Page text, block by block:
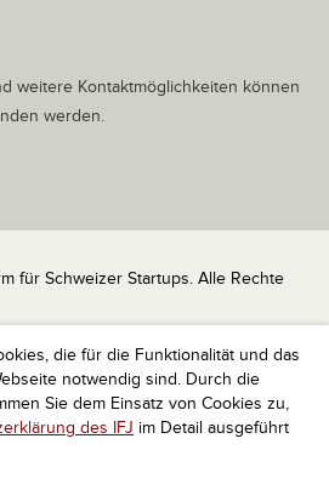
die für die Funktionalität und das
notwendig sind. Durch die
Sie dem Einsatz von Cookies zu,
des IFJ im Detail ausgeführt
weitere Kontaktmöglichkeiten können
werden.
für Schweizer Startups. Alle Rechte